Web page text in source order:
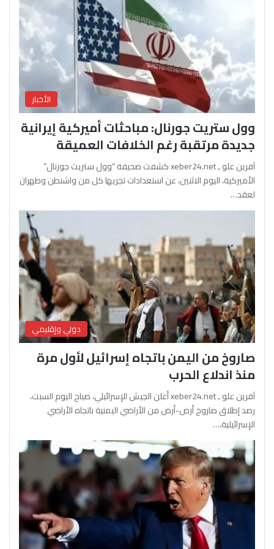
الأخبار
وول ستريت جورنال: مباحثات أميركية إيرانية
جديدة مرتقبة رغم الخلافات العميقة
آفرين علو ـ xeber24.net كشفت صحيفة “وول ستريت جورنال”
الأميركية، اليوم الاثنين، عن استعدادات تجريها كل من واشنطن وطهران
لعقد…
دولي وإقليمي
صاروخ من اليمن باتجاه إسرائيل لأول مرة
منذ اندلاع الحرب
آفرين علو ـ xeber24.net أعلن الجيش الإسرائيلي، صباح اليوم السبت،
رصد إطلاق صاروخ أرض-أرض من الأراضي اليمنية باتجاه الأراضي
الإسرائيلية،…